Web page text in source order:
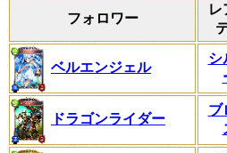
フォロワー
レ
ベルエンジェル
シ
ドラゴンライダー
ブ